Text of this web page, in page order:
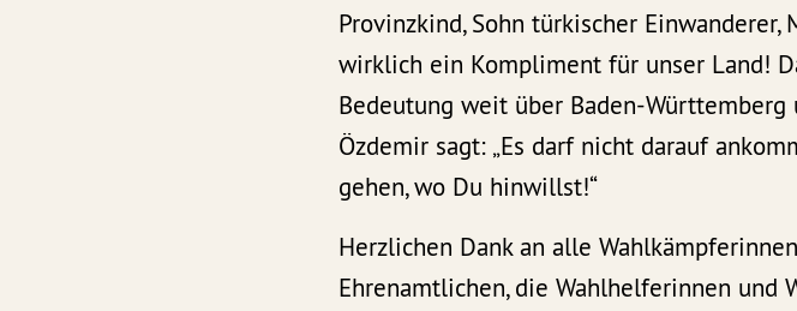
Provinzkind, Sohn türkischer
wirklich ein Kompliment für unser Land!
Bedeutung weit über Baden-
Özdemir sagt: „Es darf nicht darauf
gehen, wo Du hinwillst!“
Herzlichen Dank an alle
Ehrenamtlichen, die Wahlhelferinnen und